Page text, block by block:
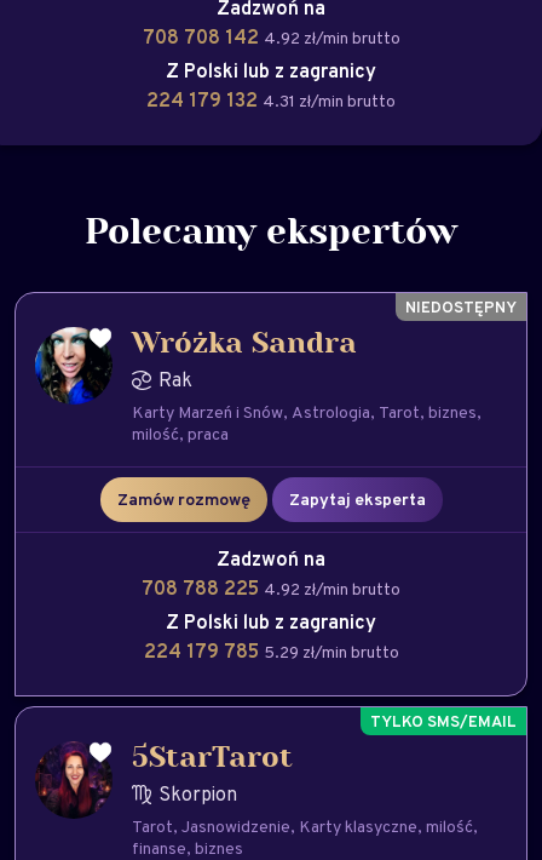
Zadzwoń na
708 708 142 4.92 zł/min brutto
Z Polski lub z zagranicy
224 179 132 4.31 zł/min brutto
Polecamy ekspertów
Wróżka Sandra
Rak
Karty Marzeń i Snów Astrologia Tarot biznes
milość praca
Zamów rozmowę Zapytaj eksperta
Zadzwoń na
708 788 225 4.92 zł/min brutto
Z Polski lub z zagranicy
224 179 785 5.29 zł/min brutto
5StarTarot
Skorpion
Tarot Jasnowidzenie Karty klasyczne milość
finanse biznes